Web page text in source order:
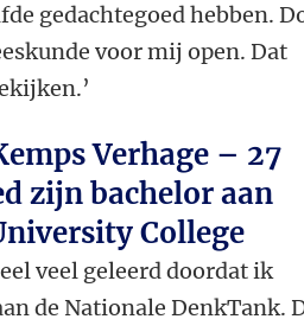
gedachtegoed hebben.
voor mij open. Dat
Verhage – 27
zijn bachelor aan
College
veel geleerd doordat ik
de Nationale DenkTank.